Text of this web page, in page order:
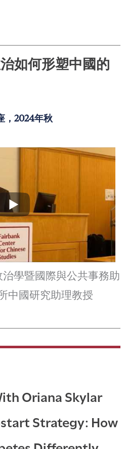
如何形塑中國的
，2024年秋
學暨國際與公共事務助
中國研究助理教授
Oriana Skylar
Strategy: How